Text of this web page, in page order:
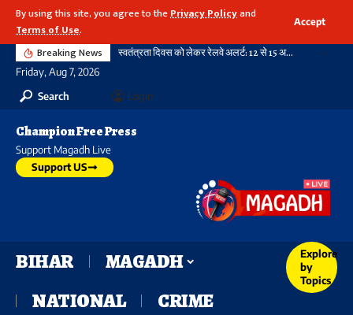
By using this site, you agree to thePrivacy Policyand
Terms of Use.
Accept
Breaking News स्वतंत्रता दिवस को लेकर रेलवे अलर्ट: 12 से 15 अगस्त तक पार्सल बुकिंग पर रहेगी रोक, आदेश सभी जोन के लिए जारी
Friday, Aug 7, 2026
Search
Login
Champion Free Press
Support Magadh Live
Support US
BIHAR
MAGADH
NATIONAL
CRIME
Explore
by
Topics